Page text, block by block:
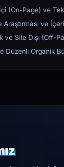
(On-Page) ve
Araştırması ve
ve Site Dışı (Off-
Düzenli Organik